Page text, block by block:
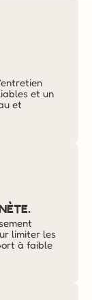
et un
et
limiter les
à faible